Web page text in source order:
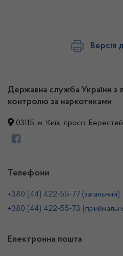
Версія
Державна служба України з
контролю за наркотиками
03115, м. Київ, просп.
Телефони
+380 (44) 422-55-77 (загальний)
+380 (44) 422-55-73
Електронна пошта